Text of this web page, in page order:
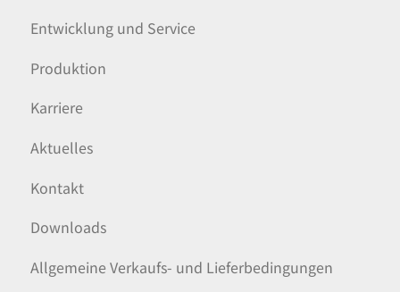
Entwicklung und Service
Produktion
Karriere
Aktuelles
Kontakt
Downloads
Allgemeine Verkaufs- und Lieferbedingungen